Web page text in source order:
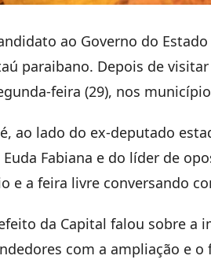
ao Governo do
paraibano. Depois de
feira (29), nos
ao lado do ex-deputado
Fabiana e do líder de
e a feira livre conversando
da Capital falou sobre a
com a ampliação e